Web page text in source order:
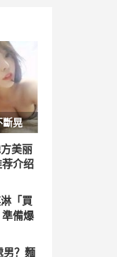
斷晃
襲
美丽
介绍
「買
備爆
男？麵